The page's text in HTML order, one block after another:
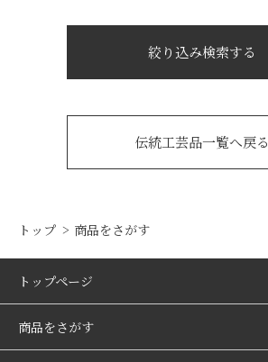
絞り込み検索する
伝統工芸品一覧へ戻る
トップ 商品をさがす
トップページ
商品をさがす